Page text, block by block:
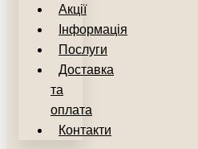
Акції
Інформація
Послуги
Доставка
та
оплата
Контакти